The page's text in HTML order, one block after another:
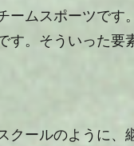
ームスポーツです
す。そういった要
クールのように、